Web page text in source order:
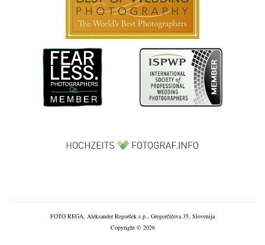
FOTO REGA, Aleksander Regoršek s.p., Gregorčičeva 35, Slovenija
Copyright © 2026